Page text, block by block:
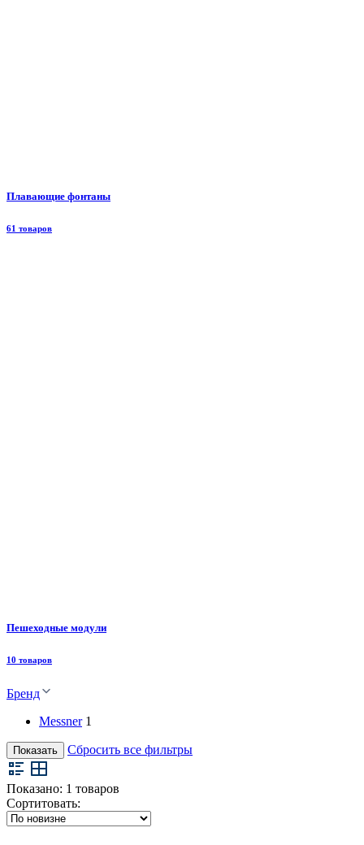
Плавающие фонтаны
61 товаров
Пешеходные модули
10 товаров
Бренд
Messner 1
Показать Сбросить все фильтры
Показано: 1 товаров
Сортитовать: